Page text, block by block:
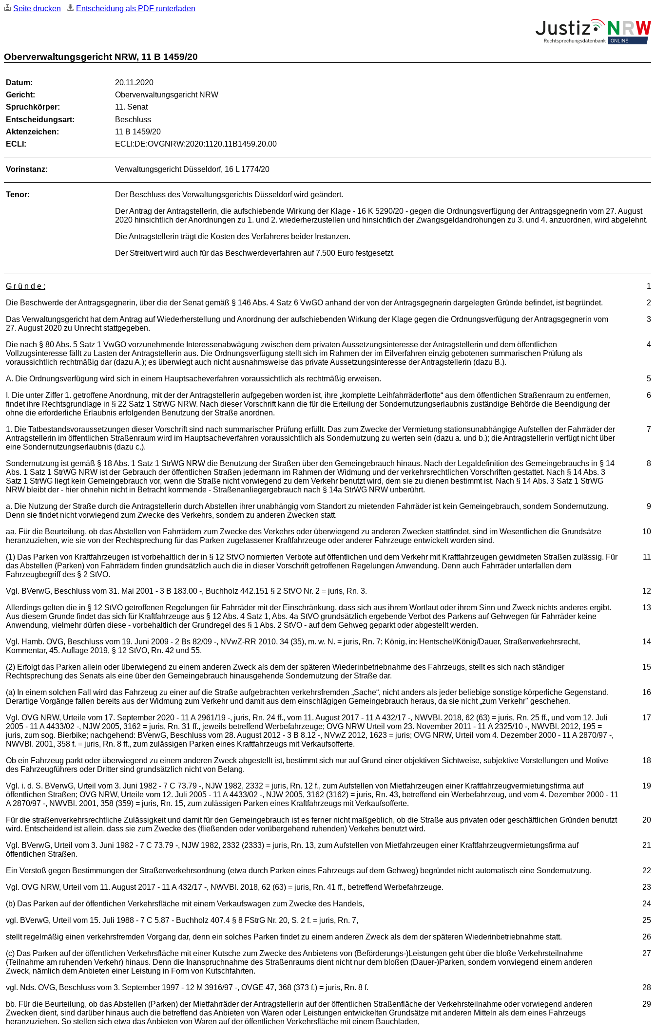
Seite drucken Entscheidung als PDF runterladen
Oberverwaltungsgericht NRW, 11 B 1459/20
Datum:
20.11.2020
Gericht:
Oberverwaltungsgericht NRW
Spruchkörper:
11. Senat
Entscheidungsart:
Beschluss
Aktenzeichen:
11 B 1459/20
ECLI:
ECLI:DE:OVGNRW:2020:1120.11B1459.20.00
Vorinstanz: Verwaltungsgericht Düsseldorf, 16 L 1774/20
Tenor:
Der Beschluss des Verwaltungsgerichts Düsseldorf wird geändert.
Der Antrag der Antragstellerin, die aufschiebende Wirkung der Klage - 16 K 5290/20 - gegen die Ordnungsverfügung der Antragsgegnerin vom 27. August
2020 hinsichtlich der Anordnungen zu 1. und 2. wiederherzustellen und hinsichtlich der Zwangsgeldandrohungen zu 3. und 4. anzuordnen, wird abgelehnt.
Die Antragstellerin trägt die Kosten des Verfahrens beider Instanzen.
Der Streitwert wird auch für das Beschwerdeverfahren auf 7.500 Euro festgesetzt.
1
G r ü n d e :
2
Die Beschwerde der Antragsgegnerin, über die der Senat gemäß § 146 Abs. 4 Satz 6 VwGO anhand der von der Antragsgegnerin dargelegten Gründe befindet, ist begründet.
3
Das Verwaltungsgericht hat dem Antrag auf Wiederherstellung und Anordnung der aufschiebenden Wirkung der Klage gegen die Ordnungsverfügung der Antragsgegnerin vom
27. August 2020 zu Unrecht stattgegeben.
4
Die nach § 80 Abs. 5 Satz 1 VwGO vorzunehmende Interessenabwägung zwischen dem privaten Aussetzungsinteresse der Antragstellerin und dem öffentlichen
Vollzugsinteresse fällt zu Lasten der Antragstellerin aus. Die Ordnungsverfügung stellt sich im Rahmen der im Eilverfahren einzig gebotenen summarischen Prüfung als
voraussichtlich rechtmäßig dar (dazu A.); es überwiegt auch nicht ausnahmsweise das private Aussetzungsinteresse der Antragstellerin (dazu B.).
5
A. Die Ordnungsverfügung wird sich in einem Hauptsacheverfahren voraussichtlich als rechtmäßig erweisen.
6
I. Die unter Ziffer 1. getroffene Anordnung, mit der der Antragstellerin aufgegeben worden ist, ihre „komplette Leihfahrräderflotte“ aus dem öffentlichen Straßenraum zu entfernen,
findet ihre Rechtsgrundlage in § 22 Satz 1 StrWG NRW. Nach dieser Vorschrift kann die für die Erteilung der Sondernutzungserlaubnis zuständige Behörde die Beendigung der
ohne die erforderliche Erlaubnis erfolgenden Benutzung der Straße anordnen.
7
1. Die Tatbestandsvoraussetzungen dieser Vorschrift sind nach summarischer Prüfung erfüllt. Das zum Zwecke der Vermietung stationsunabhängige Aufstellen der Fahrräder der
Antragstellerin im öffentlichen Straßenraum wird im Hauptsacheverfahren voraussichtlich als Sondernutzung zu werten sein (dazu a. und b.); die Antragstellerin verfügt nicht über
eine Sondernutzungserlaubnis (dazu c.).
8
Sondernutzung ist gemäß § 18 Abs. 1 Satz 1 StrWG NRW die Benutzung der Straßen über den Gemeingebrauch hinaus. Nach der Legaldefinition des Gemeingebrauchs in § 14
Abs. 1 Satz 1 StrWG NRW ist der Gebrauch der öffentlichen Straßen jedermann im Rahmen der Widmung und der verkehrsrechtlichen Vorschriften gestattet. Nach § 14 Abs. 3
Satz 1 StrWG liegt kein Gemeingebrauch vor, wenn die Straße nicht vorwiegend zu dem Verkehr benutzt wird, dem sie zu dienen bestimmt ist. Nach § 14 Abs. 3 Satz 1 StrWG
NRW bleibt der - hier ohnehin nicht in Betracht kommende - Straßenanliegergebrauch nach § 14a StrWG NRW unberührt.
9
a. Die Nutzung der Straße durch die Antragstellerin durch Abstellen ihrer unabhängig vom Standort zu mietenden Fahrräder ist kein Gemeingebrauch, sondern Sondernutzung.
Denn sie findet nicht vorwiegend zum Zwecke des Verkehrs, sondern zu anderen Zwecken statt.
10
aa. Für die Beurteilung, ob das Abstellen von Fahrrädern zum Zwecke des Verkehrs oder überwiegend zu anderen Zwecken stattfindet, sind im Wesentlichen die Grundsätze
heranzuziehen, wie sie von der Rechtsprechung für das Parken zugelassener Kraftfahrzeuge oder anderer Fahrzeuge entwickelt worden sind.
11
(1) Das Parken von Kraftfahrzeugen ist vorbehaltlich der in § 12 StVO normierten Verbote auf öffentlichen und dem Verkehr mit Kraftfahrzeugen gewidmeten Straßen zulässig. Für
das Abstellen (Parken) von Fahrrädern finden grundsätzlich auch die in dieser Vorschrift getroffenen Regelungen Anwendung. Denn auch Fahrräder unterfallen dem
Fahrzeugbegriff des § 2 StVO.
12
Vgl. BVerwG, Beschluss vom 31. Mai 2001 - 3 B 183.00 -, Buchholz 442.151 § 2 StVO Nr. 2 = juris, Rn. 3.
13
Allerdings gelten die in § 12 StVO getroffenen Regelungen für Fahrräder mit der Einschränkung, dass sich aus ihrem Wortlaut oder ihrem Sinn und Zweck nichts anderes ergibt.
Aus diesem Grunde findet das sich für Kraftfahrzeuge aus § 12 Abs. 4 Satz 1, Abs. 4a StVO grundsätzlich ergebende Verbot des Parkens auf Gehwegen für Fahrräder keine
Anwendung, vielmehr dürfen diese - vorbehaltlich der Grundregel des § 1 Abs. 2 StVO - auf dem Gehweg geparkt oder abgestellt werden.
14
Vgl. Hamb. OVG, Beschluss vom 19. Juni 2009 ‑ 2 Bs 82/09 -, NVwZ-RR 2010, 34 (35), m. w. N. = juris, Rn. 7; König, in: Hentschel/König/Dauer, Straßenverkehrsrecht,
Kommentar, 45. Auflage 2019, § 12 StVO, Rn. 42 und 55.
15
(2) Erfolgt das Parken allein oder überwiegend zu einem anderen Zweck als dem der späteren Wiederinbetriebnahme des Fahrzeugs, stellt es sich nach ständiger
Rechtsprechung des Senats als eine über den Gemeingebrauch hinausgehende Sondernutzung der Straße dar.
16
(a) In einem solchen Fall wird das Fahrzeug zu einer auf die Straße aufgebrachten verkehrsfremden „Sache“, nicht anders als jeder beliebige sonstige körperliche Gegenstand.
Derartige Vorgänge fallen bereits aus der Widmung zum Verkehr und damit aus dem einschlägigen Gemeingebrauch heraus, da sie nicht „zum Verkehr" geschehen.
17
Vgl. OVG NRW, Urteile vom 17. September 2020 ‑ 11 A 2961/19 -, juris, Rn. 24 ff., vom 11. August 2017 - 11 A 432/17 -, NWVBl. 2018, 62 (63) = juris, Rn. 25 ff., und vom 12. Juli
2005 - 11 A 4433/02 -, NJW 2005, 3162 = juris, Rn. 31 ff., jeweils betreffend Werbefahrzeuge; OVG NRW Urteil vom 23. November 2011 ‑ 11 A 2325/10 -, NWVBl. 2012, 195 =
juris, zum sog. Bierbike; nachgehend: BVerwG, Beschluss vom 28. August 2012 - 3 B 8.12 -, NVwZ 2012, 1623 = juris; OVG NRW, Urteil vom 4. Dezember 2000 - 11 A 2870/97 -,
NWVBl. 2001, 358 f. = juris, Rn. 8 ff., zum zulässigen Parken eines Kraftfahrzeugs mit Verkaufsofferte.
18
Ob ein Fahrzeug parkt oder überwiegend zu einem anderen Zweck abgestellt ist, bestimmt sich nur auf Grund einer objektiven Sichtweise, subjektive Vorstellungen und Motive
des Fahrzeugführers oder Dritter sind grundsätzlich nicht von Belang.
19
Vgl. i. d. S. BVerwG, Urteil vom 3. Juni 1982 - 7 C 73.79 -, NJW 1982, 2332 = juris, Rn. 12 f., zum Aufstellen von Mietfahrzeugen einer Kraftfahrzeugvermietungsfirma auf
öffentlichen Straßen; OVG NRW, Urteile vom 12. Juli 2005 - 11 A 4433/02 -, NJW 2005, 3162 (3162) = juris, Rn. 43, betreffend ein Werbefahrzeug, und vom 4. Dezember 2000 ‑ 11
A 2870/97 -, NWVBl. 2001, 358 (359) = juris, Rn. 15, zum zulässigen Parken eines Kraftfahrzeugs mit Verkaufsofferte.
20
Für die straßenverkehrsrechtliche Zulässigkeit und damit für den Gemeingebrauch ist es ferner nicht maßgeblich, ob die Straße aus privaten oder geschäftlichen Gründen benutzt
wird. Entscheidend ist allein, dass sie zum Zwecke des (fließenden oder vorübergehend ruhenden) Verkehrs benutzt wird.
21
Vgl. BVerwG, Urteil vom 3. Juni 1982 - 7 C 73.79 -, NJW 1982, 2332 (2333) = juris, Rn. 13, zum Aufstellen von Mietfahrzeugen einer Kraftfahrzeugvermietungsfirma auf
öffentlichen Straßen.
22
Ein Verstoß gegen Bestimmungen der Straßenverkehrsordnung (etwa durch Parken eines Fahrzeugs auf dem Gehweg) begründet nicht automatisch eine Sondernutzung.
23
Vgl. OVG NRW, Urteil vom 11. August 2017 - 11 A 432/17 -, NWVBl. 2018, 62 (63) = juris, Rn. 41 ff., betreffend Werbefahrzeuge.
24
(b) Das Parken auf der öffentlichen Verkehrsfläche mit einem Verkaufswagen zum Zwecke des Handels,
25
vgl. BVerwG, Urteil vom 15. Juli 1988 - 7 C 5.87 - Buchholz 407.4 § 8 FStrG Nr. 20, S. 2 f. = juris, Rn. 7,
26
stellt regelmäßig einen verkehrsfremden Vorgang dar, denn ein solches Parken findet zu einem anderen Zweck als dem der späteren Wiederinbetriebnahme statt.
27
(c) Das Parken auf der öffentlichen Verkehrsfläche mit einer Kutsche zum Zwecke des Anbietens von (Beförderungs-)Leistungen geht über die bloße Verkehrsteilnahme
(Teilnahme am ruhenden Verkehr) hinaus. Denn die Inanspruchnahme des Straßenraums dient nicht nur dem bloßen (Dauer-)Parken, sondern vorwiegend einem anderen
Zweck, nämlich dem Anbieten einer Leistung in Form von Kutschfahrten.
28
vgl. Nds. OVG, Beschluss vom 3. September 1997 ‑ 12 M 3916/97 -, OVGE 47, 368 (373 f.) = juris, Rn. 8 f.
29
bb. Für die Beurteilung, ob das Abstellen (Parken) der Mietfahrräder der Antragstellerin auf der öffentlichen Straßenfläche der Verkehrsteilnahme oder vorwiegend anderen
Zwecken dient, sind darüber hinaus auch die betreffend das Anbieten von Waren oder Leistungen entwickelten Grundsätze mit anderen Mitteln als dem eines Fahrzeugs
heranzuziehen. So stellen sich etwa das Anbieten von Waren auf der öffentlichen Verkehrsfläche mit einem Bauchladen,